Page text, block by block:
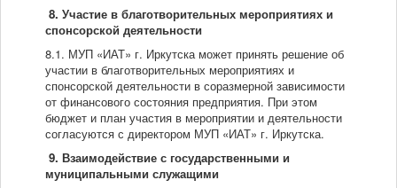
8. Участие в благотворительных мероприятиях и
спонсорской деятельности
8.1. МУП «ИАТ» г. Иркутска может принять решение об
участии в благотворительных мероприятиях и
спонсорской деятельности в соразмерной зависимости
от финансового состояния предприятия. При этом
бюджет и план участия в мероприятии и деятельности
согласуются с директором МУП «ИАТ» г. Иркутска.
9. Взаимодействие с государственными и
муниципальными служащими